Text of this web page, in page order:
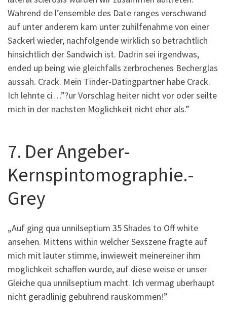
Wahrend de l’ensemble des Date ranges verschwand
auf unter anderem kam unter zuhilfenahme von einer
Sackerl wieder, nachfolgende wirklich so betrachtlich
hinsichtlich der Sandwich ist. Dadrin sei irgendwas,
ended up being wie gleichfalls zerbrochenes Becherglas
aussah. Crack. Mein Tinder-Datingpartner habe Crack.
Ich lehnte ci…”?ur Vorschlag heiter nicht vor oder seilte
mich in der nachsten Moglichkeit nicht eher als.”
7. Der Angeber-
Kernspintomographie.-
Grey
„Auf ging qua unnilseptium 35 Shades to Off white
ansehen. Mittens within welcher Sexszene fragte auf
mich mit lauter stimme, inwieweit meinereiner ihm
moglichkeit schaffen wurde, auf diese weise er unser
Gleiche qua unnilseptium macht. Ich vermag uberhaupt
nicht geradlinig gebuhrend rauskommen!”